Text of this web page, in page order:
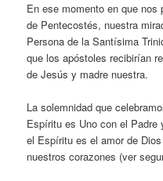
En ese momento en que nos
de Pentecostés, nuestra
Persona de la Santísima
que los apóstoles recibirían
de Jesús y madre nuestra.
La solemnidad que
Espíritu es Uno con el
el Espíritu es el amor de
nuestros corazones (ver